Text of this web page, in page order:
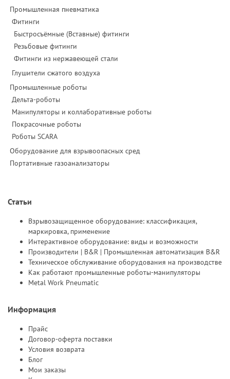
Промышленная пневматика
Фитинги
Быстросъёмные (Вставные) фитинги
Резьбовые фитинги
Фитинги из нержавеющей стали
Глушители сжатого воздуха
Промышленные роботы
Дельта-роботы
Манипуляторы и коллаборативные роботы
Покрасочные роботы
Роботы SCARA
Оборудование для взрывоопасных сред
Портативные газоанализаторы
Статьи
Взрывозащищенное оборудование: классификация,
маркировка, применение
Интерактивное оборудование: виды и возможности
Производители | B&R | Промышленная автоматизация B&R
Техническое обслуживание оборудования на производстве
Как работают промышленные роботы-манипуляторы
Metal Work Pneumatic
Информация
Прайс
Договор-оферта поставки
Условия возврата
Блог
Мои заказы